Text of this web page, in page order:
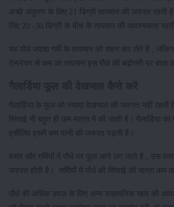
अच्छे अंकुरण के लिए 21 डिग्री तापमान की जरुरत रहती
लिए 20 -30 डिग्री के बीच के तापमान की आवश्यकता
यह पौधे ज्यादा गर्मी के तापमान को सहन कर लेते है , लेकिन
टेम्परेचर से कम का तापमान इस पौधे की बढ़ोत्तरी पर बाधा
गैलार्डिया के फूल को ज्यादा देखभाल की जरुरत नहीं रहती
सिंचाई भी बहुत ही कम मात्रा में की जाती है। गैलार्डिया
इसीलिए इसमें कम पानी की जरुरत पड़ती है।
वसंत और गर्मियों में पौधे पर फूल आने लग जाते है , उस वक्त
जरुरत होती है। सर्दियों में पौधे की सिंचाई की मात्रा कम
पौधे की अधिक उपज के लिए अन्य रासायनिक खाद की